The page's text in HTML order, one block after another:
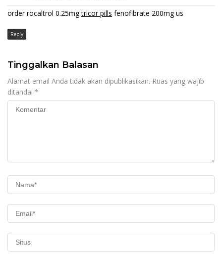
order rocaltrol 0.25mgtricor pills fenofibrate 200mg us
Reply
Tinggalkan Balasan
Alamat email Anda tidak akan dipublikasikan. Ruas yang wajib
ditandai *